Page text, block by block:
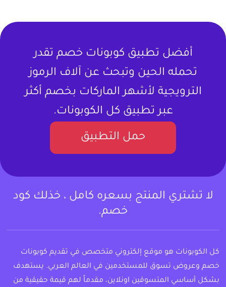
أفضل تطبيق كوبونات خصم تقدر
تحمله الحين وتبحث عن آلاف الرموز
الترويجية لأشهر الماركات بخصم أكثر
عبر تطبيق كل الكوبونات.
حمل التطبيق
لا تشتري المنتج بسعره كامل ، خذلك كود
خصم.
كل الكوبونات هو موقع إلكتروني متخصص في تقديم كوبونات
خصم وعروض تسوق للمستخدمين في العالم العربي. يستهدف
بشكل أساسي المتسوقين اونلاين، مقدماً لهم قيمة حقيقية من